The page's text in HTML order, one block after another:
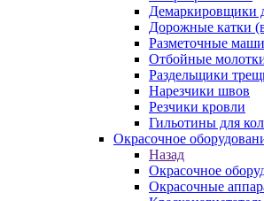
Демаркировщики
Дорожные катки
Разметочные
Отбойные
Раздельщики
Нарезчики швов
Резчики кровли
Гильотины для
Окрасочное
Назад
Окрасочное
Окрасочные